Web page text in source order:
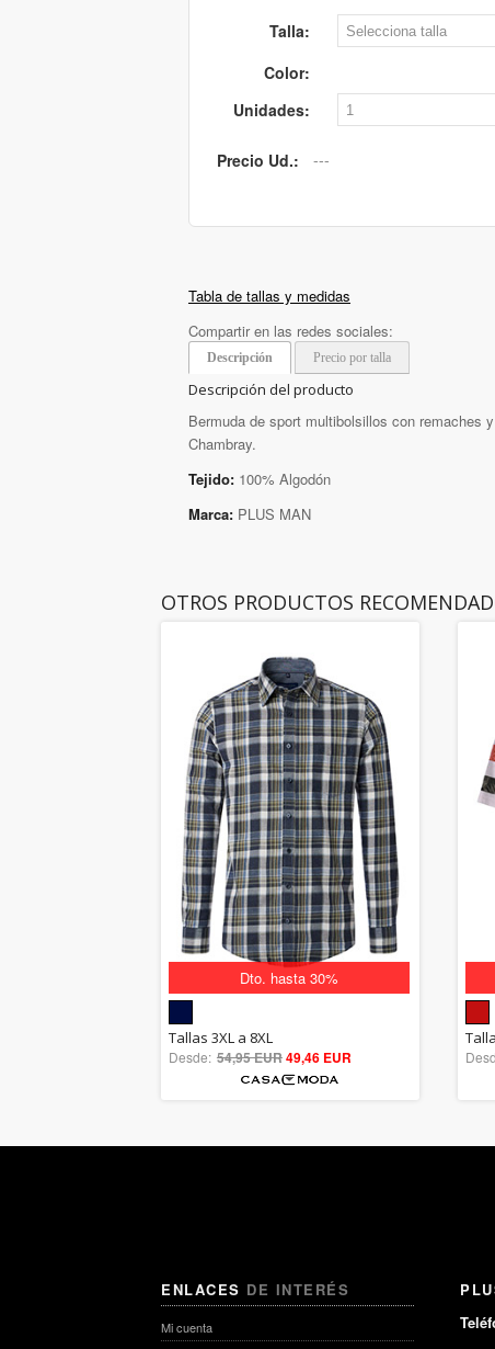
Talla:
Color:
Unidades:
Precio Ud.:
Tabla de tallas y medidas
Compartir en las redes sociales:
Descripción Precio por talla
Descripción del producto
Bermuda de sport multibolsillos con remaches
Chambray.
Tejido: 100% Algodón
Marca: PLUS MAN
OTROS PRODUCTOS
Dto. hasta 30%
5.00
out of 5
Tallas 3XL a 8XL
Desde: 54,95 EUR49,46 EUR
ENLACES DE INTERÉS
Mi cuenta